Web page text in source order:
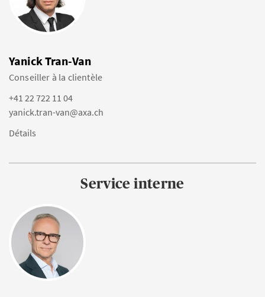
Yanick Tran-Van
Conseiller à la clientèle
+41 22 722 11 04
yanick.tran-van@axa.ch
Détails
Service interne